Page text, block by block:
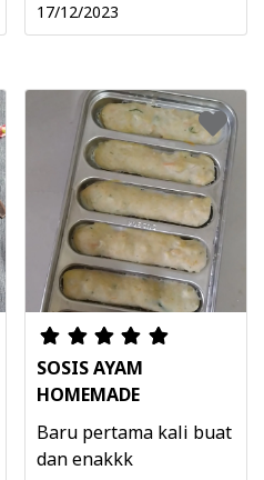
17/12/2023
SOSIS AYAM
HOMEMADE
Baru pertama kali buat
dan enakkk